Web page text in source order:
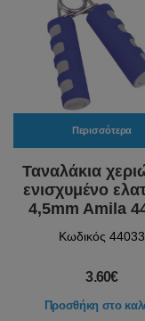
Περισσότερα
Ταναλάκια
ενισχυμένο
4,5mm Amila
Κωδικός 44033
3.60€
Προσθήκη στο